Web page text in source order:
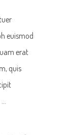
euismod
erat
quis